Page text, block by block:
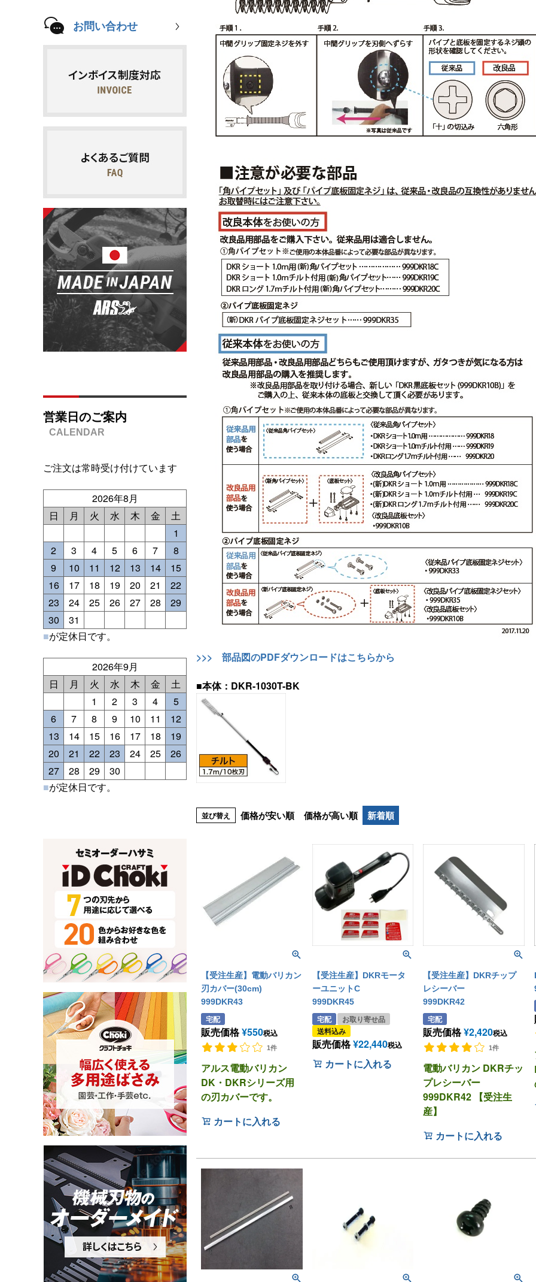
お問い合わせ
営業日のご案内
ご注文は常時受け付けています
2026年8月
日
月 火 水 木 金
土
1
2
3 4 5 6 7
8
9
10 11 12 13 14
15
16
17 18 19 20 21
22
23
24 25 26 27 28
29
30
31
■が定休日です。
2026年9月
日
月 火 水 木 金
土
1
2 3 4
5
6
7 8 9 10 11
12
13
14 15 16 17 18
19
20
21 22 23 24 25
26
27
28 29
30
■が定休日です。
>>> 部品図のPDFダウンロードはこちらから
■本体：DKR-1030T-BK
並び替え 価格が安い順 価格が高い順 新着順
【受注生産】電動バリカン
刃カバー(30cm)
999DKR43
宅配
販売価格¥550税込
1件
アルス電動バリカン
DK・DKRシリーズ用
の刃カバーです。
カートに入れる
【受注生産】DKRモータ
ーユニットC
999DKR45
宅配
お取り寄せ品
送料込み
販売価格¥22,440税込
カートに入れる
【受注生産】DKRチップ
レシーバー
999DKR42
宅配
販売価格¥2,420税込
1件
電動バリカン DKRチッ
プレシーバー
999DKR42 【受注生
産】
カートに入れる